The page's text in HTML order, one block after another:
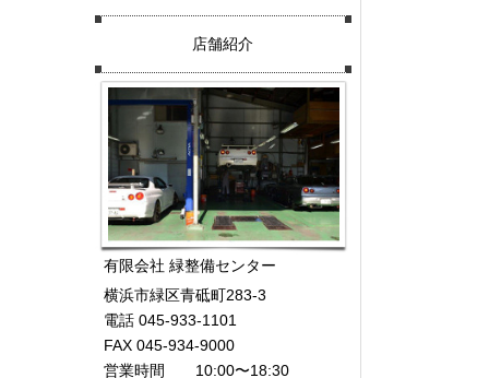
店舗紹介
有限会社 緑整備センター
横浜市緑区青砥町283-3
電話 045-933-1101
FAX 045-934-9000
営業時間 10:00〜18:30